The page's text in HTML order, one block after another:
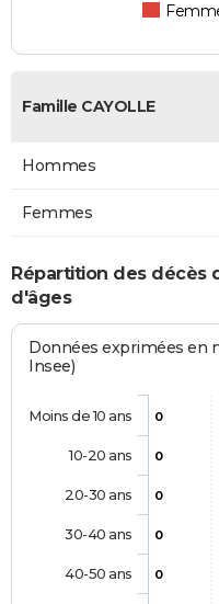
Famille CAYOLLE
Hommes
Femmes
Répartition des décès
d'âges
Données exprimées en
Insee)
0
0
0
0
0
Moins de 10 ans
10-20 ans
20-30 ans
30-40 ans
40-50 ans